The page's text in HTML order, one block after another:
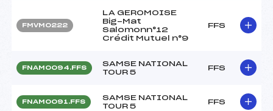
FMVM0222
LA GEROMOISE
Big-Mat
Salomonn°12
Crédit Mutuel n°9
FFS
FNAM0094.FFS
SAMSE NATIONAL
TOUR 5
FFS
FNAM0091.FFS
SAMSE NATIONAL
TOUR 5
FFS